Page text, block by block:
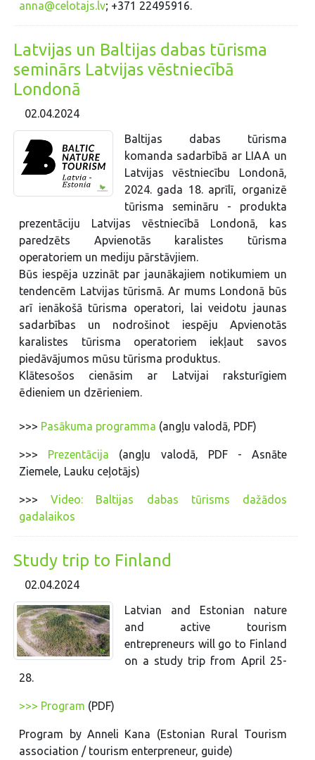
anna@celotajs.lv; +371 22495916.
Latvijas un Baltijas dabas tūrisma
seminārs Latvijas vēstniecībā
Londonā
02.04.2024
Baltijas dabas tūrisma
komanda sadarbībā ar LIAA un
Latvijas vēstniecību Londonā,
2024. gada 18. aprīlī, organizē
tūrisma semināru - produkta
prezentāciju Latvijas vēstniecībā Londonā, kas
paredzēts Apvienotās karalistes tūrisma
operatoriem un mediju pārstāvjiem.
Būs iespēja uzzināt par jaunākajiem notikumiem un
tendencēm Latvijas tūrismā. Ar mums Londonā būs
arī ienākošā tūrisma operatori, lai veidotu jaunas
sadarbības un nodrošinot iespēju Apvienotās
karalistes tūrisma operatoriem iekļaut savos
piedāvājumos mūsu tūrisma produktus.
Klātesošos cienāsim ar Latvijai raksturīgiem
ēdieniem un dzērieniem.
>>> Pasākuma programma (angļu valodā, PDF)
>>> Prezentācija (angļu valodā, PDF - Asnāte
Ziemele, Lauku ceļotājs)
>>>Video: Baltijas dabas tūrisms dažādos
gadalaikos
Study trip to Finland
02.04.2024
Latvian and Estonian nature
and active tourism
entrepreneurs will go to Finland
on a study trip from April 25-
28.
>>> Program (PDF)
Program by Anneli Kana (Estonian Rural Tourism
association / tourism enterpreneur, guide)